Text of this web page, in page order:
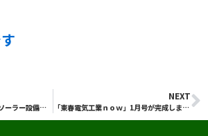
長野県では初めての「メガソーラー設備」 特別高圧電気設備の点検をします
NEXT
「東春電気工業ｎｏｗ」1月号が完成しました！ぜひご覧ください。